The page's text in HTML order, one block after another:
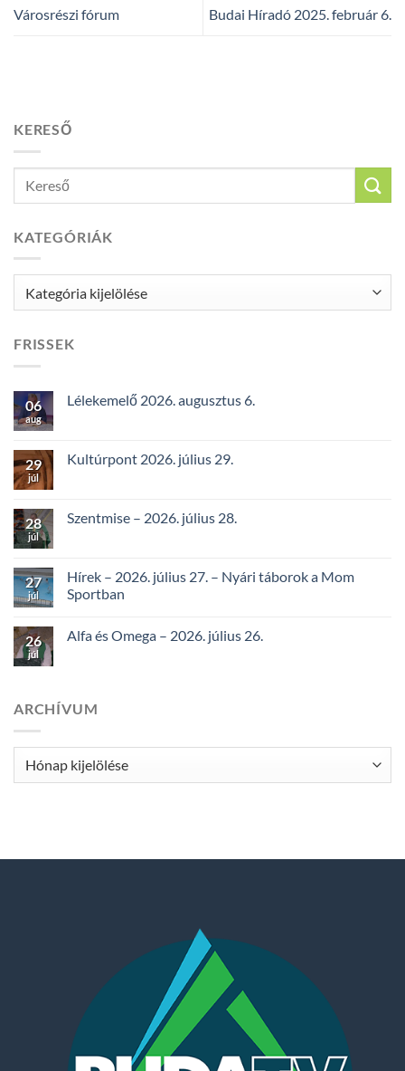
Városrészi fórum Budai Híradó 2025. február 6.
KERESŐ
KATEGÓRIÁK
FRISSEK
06
aug
Lélekemelő 2026. augusztus 6.
29
júl
Kultúrpont 2026. július 29.
28
júl
Szentmise – 2026. július 28.
27
júl
Hírek – 2026. július 27. – Nyári táborok a Mom
Sportban
26
júl
Alfa és Omega – 2026. július 26.
ARCHÍVUM
Archívum